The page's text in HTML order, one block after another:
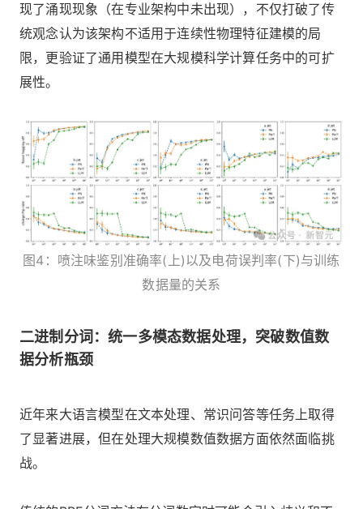
现了涌现现象（在专业架构中未出现），不仅打破了传
统观念认为该架构不适用于连续性物理特征建模的局
限，更验证了通用模型在大规模科学计算任务中的可扩
展性。
图4：喷注味鉴别准确率(上)以及电荷误判率(下)与训练
数据量的关系
二进制分词：统一多模态数据处理，突破数值数
据分析瓶颈
近年来大语言模型在文本处理、常识问答等任务上取得
了显著进展，但在处理大规模数值数据方面依然面临挑
战。